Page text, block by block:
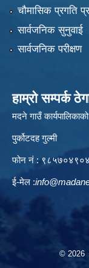
चौमासिक प्रगति
सार्वजनिक सुनुवाई
सार्वजनिक परीक्षण
हाम्रो सम्पर्क
मदने गाउँ
पुर्कोटदह गुल्मी
फोन नं :
ई-मेल :
© 2026